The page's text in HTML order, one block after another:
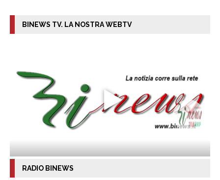
BINEWS TV. LA NOSTRA WEBTV
RADIO BINEWS